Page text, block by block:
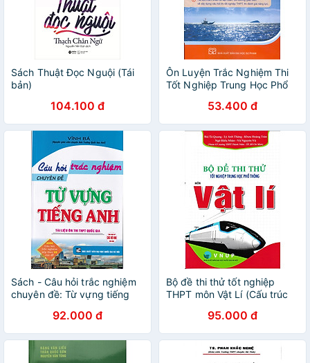
Sách Thuật Đọc Nguội (Tái
bản)
104.100 đ
Ôn Luyện Trắc Nghiệm Thi
Tốt Nghiệp Trung Học Phổ
53.400 đ
Sách - Câu hỏi trắc nghiệm
chuyên đề: Từ vựng tiếng
92.000 đ
Bộ đề thi thử tốt nghiệp
THPT môn Vật Lí (Cấu trúc
95.000 đ